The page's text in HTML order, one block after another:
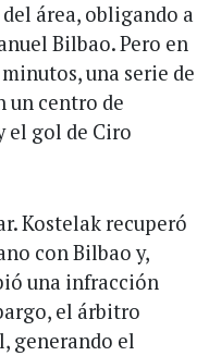
área, obligando a
Bilbao. Pero en
una serie de
un centro de
el gol de Ciro
Kostelak recuperó
con Bilbao y,
una infracción
el árbitro
generando el